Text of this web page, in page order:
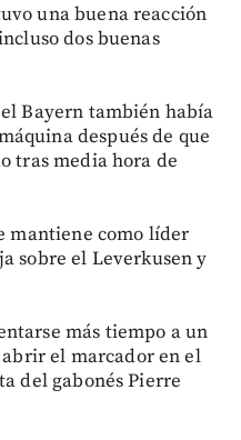
una buena reacción
dos buenas
Bayern también había
después de que
tras media hora de
mantiene como líder
sobre el Leverkusen y
más tiempo a un
el marcador en el
del gabonés Pierre